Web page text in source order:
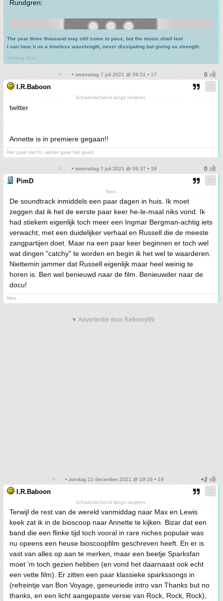
Rundgren:
The year three thousand may still come to pass, but the music shall last
I can hear it on a timeless wavelength, never dissipating but giving us strength
Sterling Void
• woensdag 7 juli 2021 @ 09:31 • 17
I.R.Baboon
Schaterlachend langs ravijnen.
twitter
Annette is in premiere gegaan!!
Het gaat slecht, verder gaat het goed.
• woensdag 7 juli 2021 @ 09:37 • 18
PimD
Nee.
De soundtrack inmiddels een paar dagen in huis. Ik moet
zeggen dat ik het de eerste paar keer he-le-maal niks vond. Ik
had stiekem eigenlijk toch meer een Ingmar Bergman-achtig iets
verwacht, met een duidelijker verhaal en Russell die de meeste
zangpartijen doet. Maar na een paar keer beginnen er toch wel
wat dingen "catchy" te worden en begin ik het wel te waarderen.
Niettemin jammer dat Russell eigenlijk maar heel weinig te
horen is. Ben wel benieuwd naar de film. Benieuwder naar de
docu!
Nee.
▼ Advertentie door Refinery89
• zondag 12 december 2021 @ 19:16 • 19
I.R.Baboon
Schaterlachend langs ravijnen.
Terwijl de rest van de wereld vanmiddag naar Max en Lewis
keek zat ik in de bioscoop naar Annette te kijken. Bizar dat een
band die een flinke tijd toch vooral in rare niches populair was
nu opeens een heuse bioscoopfilm geschreven heeft. En er is
vast van alles op aan te merken, maar een beetje Sparksfan
moet 'm toch gezien hebben (en vond het daarnaast ook echt
een vette film). Er zitten een paar klassieke sparkssongs in
(refreintje van Bon Voyage, geneuriede intro van Thanks but no
thanks, en een licht aangepaste versie van Rock, Rock, Rock),